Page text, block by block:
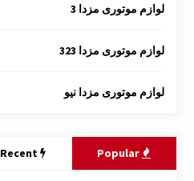
لوازم موتوری مزدا 3
لوازم موتوری مزدا 323
لوازم موتوری مزدا نیو
Recent